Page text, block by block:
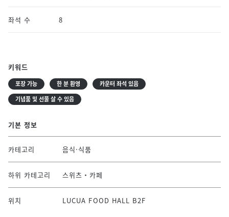
좌석 수 8
키워드
포장 가능 한 분 환영
카운터 좌석 있음
기념품 및 선물 살 수 있음
기본 정보
카테고리 음식·식품
하위 카테고리 스위츠・카페
위치 LUCUA FOOD HALL B2F